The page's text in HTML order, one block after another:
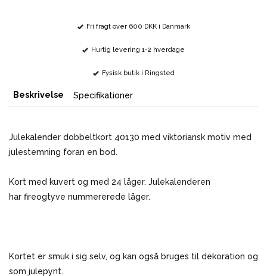
Fri fragt over 600 DKK i Danmark
Hurtig levering 1-2 hverdage
Fysisk butik i Ringsted
Beskrivelse Specifikationer
Julekalender dobbeltkort 40130 med viktoriansk motiv med
julestemning foran en bod.
Kort med kuvert og med 24 låger. Julekalenderen
har fireogtyve nummererede låger.
Kortet er smuk i sig selv, og kan også bruges til dekoration og
som julepynt.